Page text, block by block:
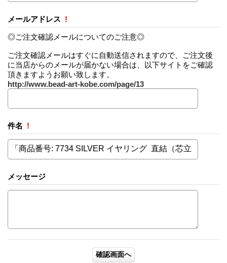
メールアドレス !
◎ご注文確認メールについてのご注意◎
ご注文確認メールはすぐに自動送信されますので、ご注文後
に当店からのメールが届かない場合は、以下サイトをご確認
頂きますようお願い致します。
http://www.bead-art-kobe.com/page/13
件名 !
メッセージ